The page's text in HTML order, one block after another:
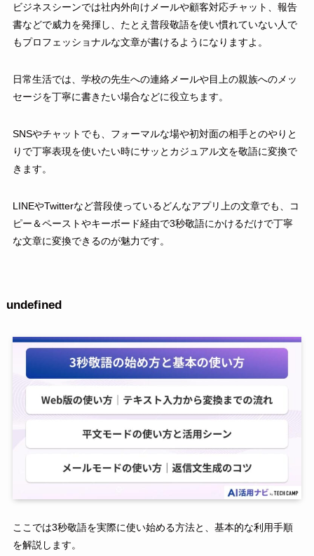
ビジネスシーンでは社内外向けメールや顧客対応チャット、報告
書などで威力を発揮し、たとえ普段敬語を使い慣れていない人で
もプロフェッショナルな文章が書けるようになりますよ。
日常生活では、学校の先生への連絡メールや目上の親族へのメッ
セージを丁寧に書きたい場合などに役立ちます。
SNSやチャットでも、フォーマルな場や初対面の相手とのやりと
りで丁寧表現を使いたい時にサッとカジュアル文を敬語に変換で
きます。
LINEやTwitterなど普段使っているどんなアプリ上の文章でも、コ
ピー＆ペーストやキーボード経由で3秒敬語にかけるだけで丁寧
な文章に変換できるのが魅力です。
undefined
ここでは3秒敬語を実際に使い始める方法と、基本的な利用手順
を解説します。